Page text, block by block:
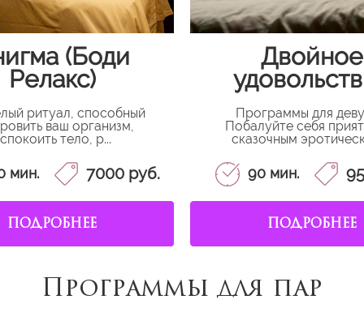
(Боди
Релакс)
ритуал, способный
ваш организм,
тело, р...
мин. 7000 руб.
ПОДРОБНЕЕ
Двойное
Программы для
Побалуйте себя
сказочным
90 мин.
ПОДРОБНЕЕ
Программы для пар